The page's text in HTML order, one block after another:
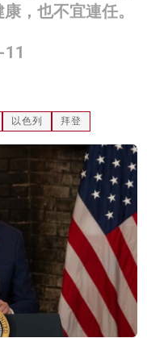
，也不宜連任。
以色列 拜登